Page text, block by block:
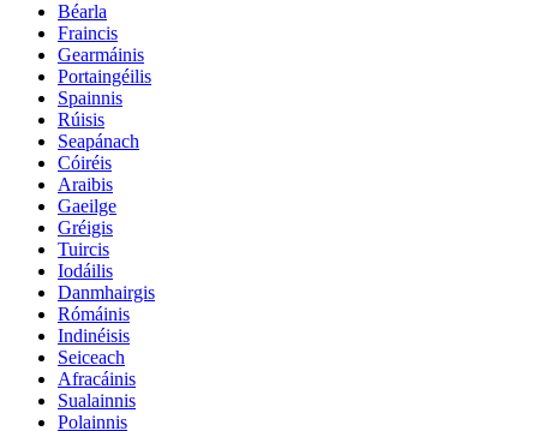
Béarla
Fraincis
Gearmáinis
Portaingéilis
Spainnis
Rúisis
Seapánach
Cóiréis
Araibis
Gaeilge
Gréigis
Tuircis
Iodáilis
Danmhairgis
Rómáinis
Indinéisis
Seiceach
Afracáinis
Sualainnis
Polainnis